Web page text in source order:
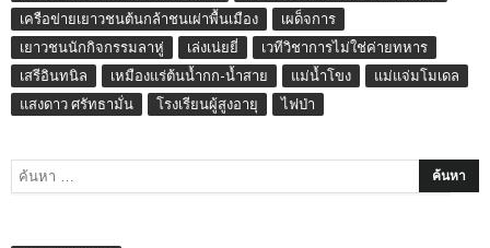
เครือข่ายเยาวชนต้นกล้าชนเผ่าพื้นเมือง
เผด็จการ
เยาวชนนักกิจกรรมลาหู่
เล่งเน่ยยี่
เวทีวิชาการไม่ใช่ค่ายทหาร
เสรีอินทนิล
เหมืองแร่ต้นน้ำกก-น้ำสาย แม่น้ำโขง
แม่แจ่มโมเดล
แสงดาว ศรัทธามั่น
โรงเรียนผู้สูงอายุ ไฟป่า